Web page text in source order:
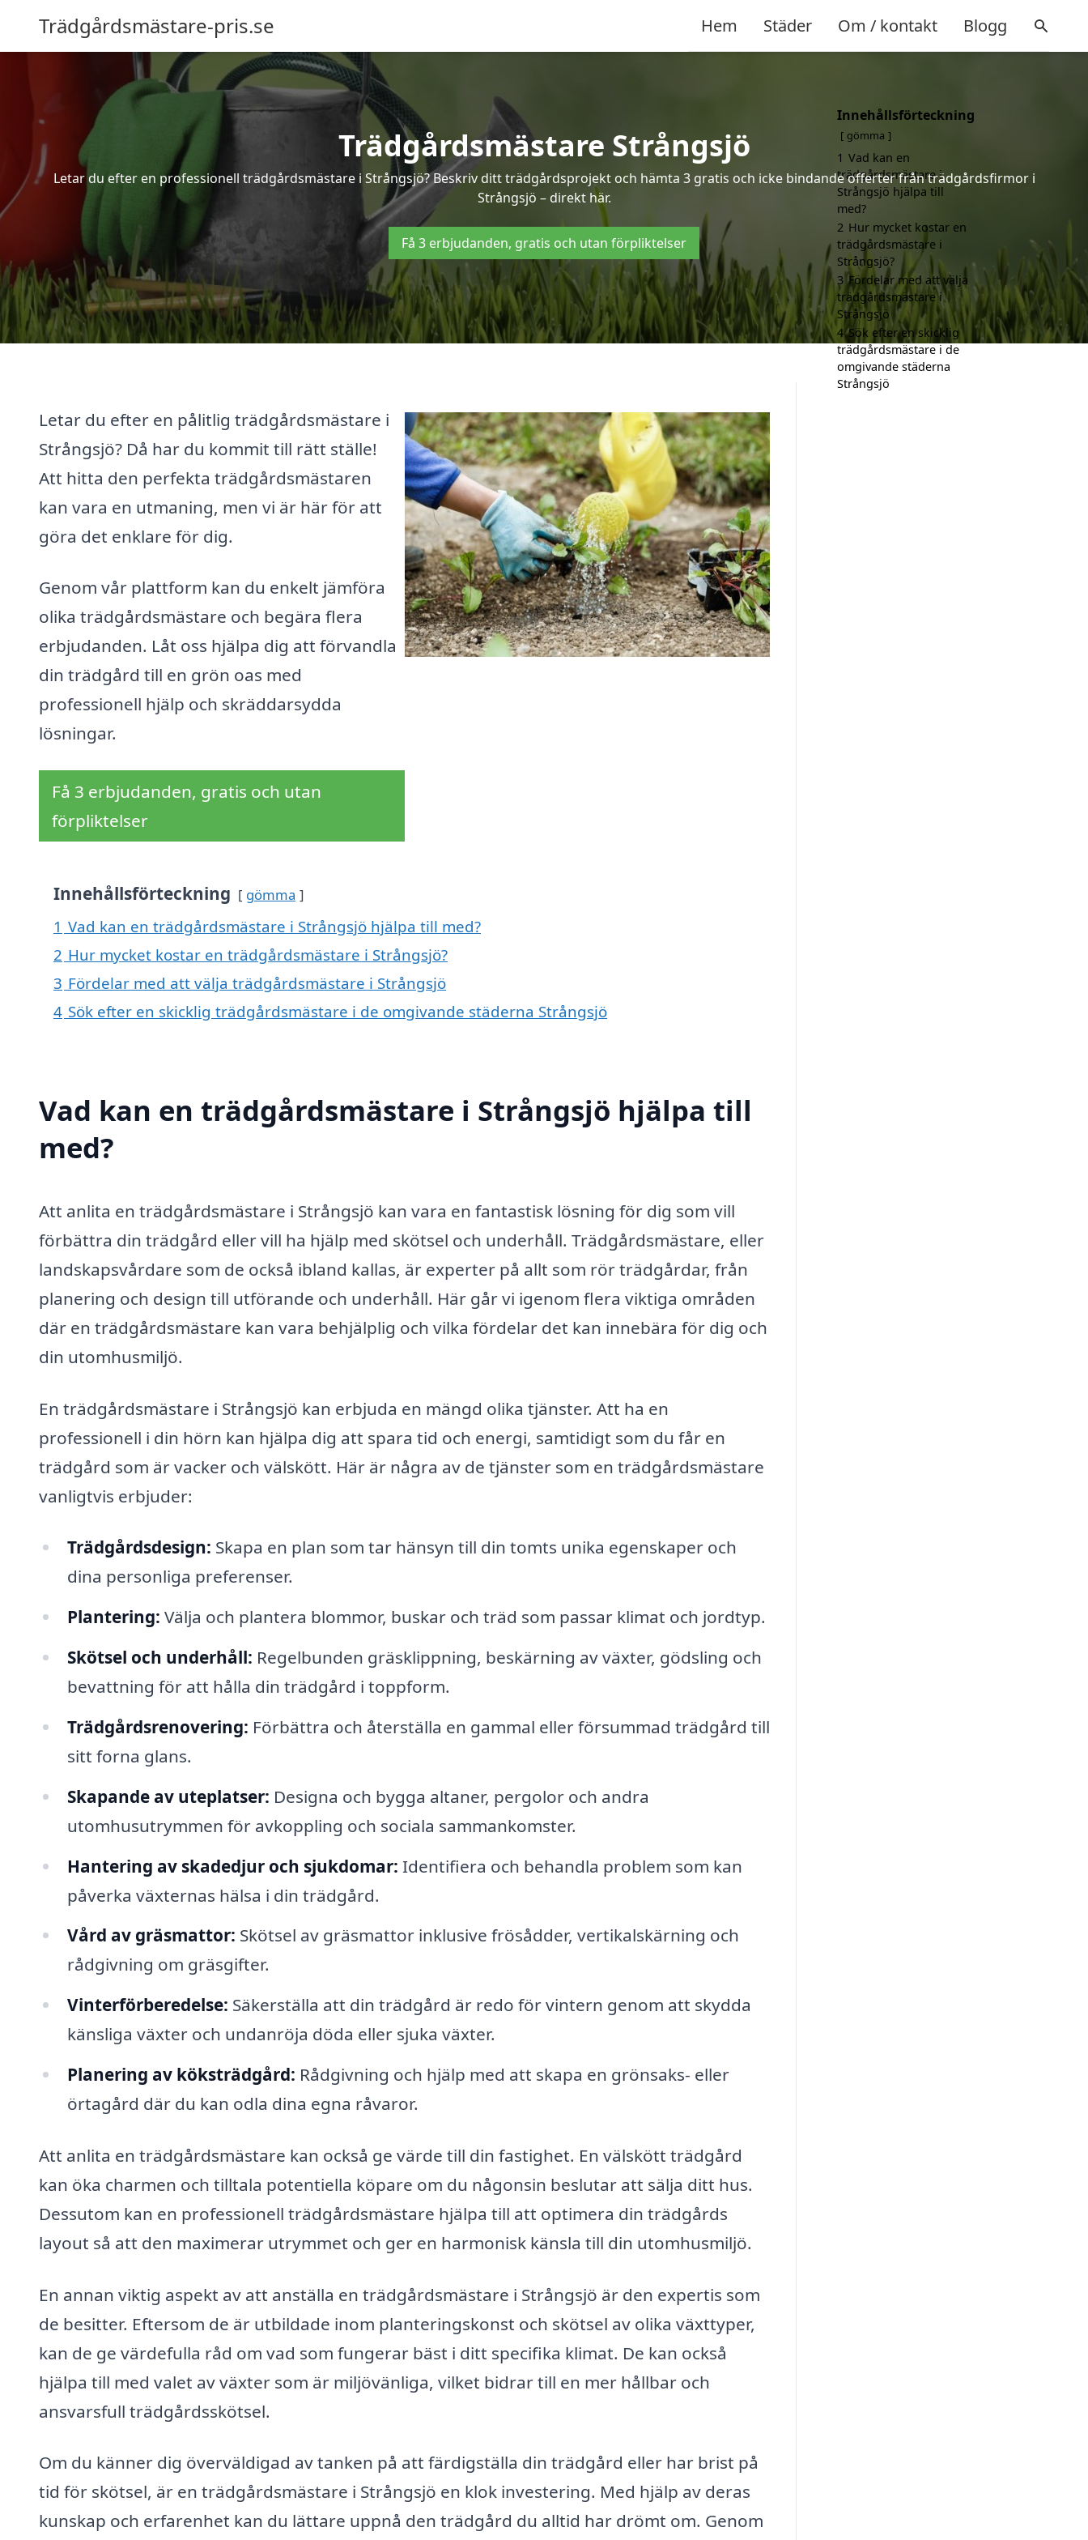
Trädgårdsmästare-pris.se Hem Städer Om / kontakt Blogg
Trädgårdsmästare Strångsjö
Letar du efter en professionell trädgårdsmästare i Strångsjö? Beskriv ditt trädgårdsprojekt och hämta 3 gratis och icke bindande offerter från trädgårdsfirmor i
Strångsjö – direkt här.
Få 3 erbjudanden, gratis och utan förpliktelser
Letar du efter en pålitlig trädgårdsmästare i
Strångsjö? Då har du kommit till rätt ställe!
Att hitta den perfekta trädgårdsmästaren
kan vara en utmaning, men vi är här för att
göra det enklare för dig.
Genom vår plattform kan du enkelt jämföra
olika trädgårdsmästare och begära flera
erbjudanden. Låt oss hjälpa dig att förvandla
din trädgård till en grön oas med
professionell hjälp och skräddarsydda
lösningar.
Få 3 erbjudanden, gratis och utan
förpliktelser
Innehållsförteckning gömma
1 Vad kan en trädgårdsmästare i Strångsjö hjälpa till med?
2 Hur mycket kostar en trädgårdsmästare i Strångsjö?
3 Fördelar med att välja trädgårdsmästare i Strångsjö
4 Sök efter en skicklig trädgårdsmästare i de omgivande städerna Strångsjö
Vad kan en trädgårdsmästare i Strångsjö hjälpa till
med?
Att anlita en trädgårdsmästare i Strångsjö kan vara en fantastisk lösning för dig som vill
förbättra din trädgård eller vill ha hjälp med skötsel och underhåll. Trädgårdsmästare, eller
landskapsvårdare som de också ibland kallas, är experter på allt som rör trädgårdar, från
planering och design till utförande och underhåll. Här går vi igenom flera viktiga områden
där en trädgårdsmästare kan vara behjälplig och vilka fördelar det kan innebära för dig och
din utomhusmiljö.
En trädgårdsmästare i Strångsjö kan erbjuda en mängd olika tjänster. Att ha en
professionell i din hörn kan hjälpa dig att spara tid och energi, samtidigt som du får en
trädgård som är vacker och välskött. Här är några av de tjänster som en trädgårdsmästare
vanligtvis erbjuder:
Trädgårdsdesign: Skapa en plan som tar hänsyn till din tomts unika egenskaper och
dina personliga preferenser.
Plantering: Välja och plantera blommor, buskar och träd som passar klimat och jordtyp.
Skötsel och underhåll: Regelbunden gräsklippning, beskärning av växter, gödsling och
bevattning för att hålla din trädgård i toppform.
Trädgårdsrenovering: Förbättra och återställa en gammal eller försummad trädgård till
sitt forna glans.
Skapande av uteplatser: Designa och bygga altaner, pergolor och andra
utomhusutrymmen för avkoppling och sociala sammankomster.
Hantering av skadedjur och sjukdomar: Identifiera och behandla problem som kan
påverka växternas hälsa i din trädgård.
Vård av gräsmattor: Skötsel av gräsmattor inklusive frösådder, vertikalskärning och
rådgivning om gräsgifter.
Vinterförberedelse: Säkerställa att din trädgård är redo för vintern genom att skydda
känsliga växter och undanröja döda eller sjuka växter.
Planering av köksträdgård: Rådgivning och hjälp med att skapa en grönsaks- eller
örtagård där du kan odla dina egna råvaror.
Att anlita en trädgårdsmästare kan också ge värde till din fastighet. En välskött trädgård
kan öka charmen och tilltala potentiella köpare om du någonsin beslutar att sälja ditt hus.
Dessutom kan en professionell trädgårdsmästare hjälpa till att optimera din trädgårds
layout så att den maximerar utrymmet och ger en harmonisk känsla till din utomhusmiljö.
En annan viktig aspekt av att anställa en trädgårdsmästare i Strångsjö är den expertis som
de besitter. Eftersom de är utbildade inom planteringskonst och skötsel av olika växttyper,
kan de ge värdefulla råd om vad som fungerar bäst i ditt specifika klimat. De kan också
hjälpa till med valet av växter som är miljövänliga, vilket bidrar till en mer hållbar och
ansvarsfull trädgårdsskötsel.
Om du känner dig överväldigad av tanken på att färdigställa din trädgård eller har brist på
tid för skötsel, är en trädgårdsmästare i Strångsjö en klok investering. Med hjälp av deras
kunskap och erfarenhet kan du lättare uppnå den trädgård du alltid har drömt om. Genom
Innehållsförteckning
gömma
1 Vad kan en
trädgårdsmästare i
Strångsjö hjälpa till
med?
2 Hur mycket kostar en
trädgårdsmästare i
Strångsjö?
3 Fördelar med att välja
trädgårdsmästare i
Strångsjö
4 Sök efter en skicklig
trädgårdsmästare i de
omgivande städerna
Strångsjö